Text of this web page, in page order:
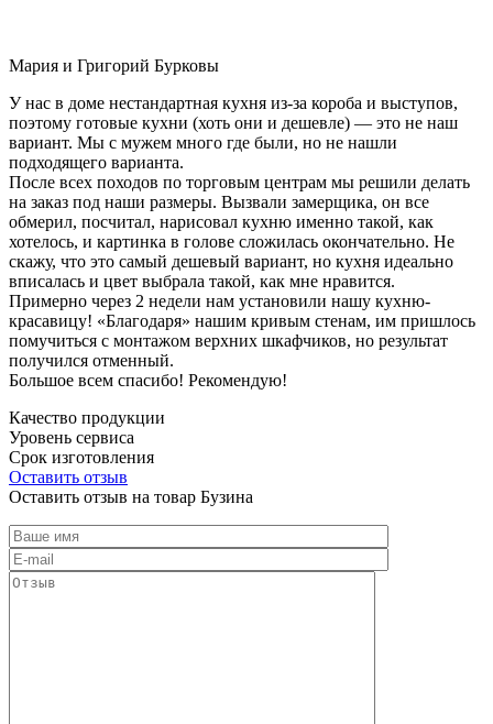
Мария и Григорий Бурковы
У нас в доме нестандартная кухня из-за короба и выступов,
поэтому готовые кухни (хоть они и дешевле) — это не наш
вариант. Мы с мужем много где были, но не нашли
подходящего варианта.
После всех походов по торговым центрам мы решили делать
на заказ под наши размеры. Вызвали замерщика, он все
обмерил, посчитал, нарисовал кухню именно такой, как
хотелось, и картинка в голове сложилась окончательно. Не
скажу, что это самый дешевый вариант, но кухня идеально
вписалась и цвет выбрала такой, как мне нравится.
Примерно через 2 недели нам установили нашу кухню-
красавицу! «Благодаря» нашим кривым стенам, им пришлось
помучиться с монтажом верхних шкафчиков, но результат
получился отменный.
Большое всем спасибо! Рекомендую!
Качество продукции
Уровень сервиса
Срок изготовления
Оставить отзыв
Оставить отзыв на товар Бузина